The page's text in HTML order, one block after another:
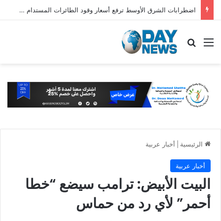
اضطرابات الشرق الأوسط ترفع أسعار وقود الطائرات المستدام عالميًا
القائمة بحث عن
الرئيسية أخبار عربية
أخبار عربية
البيت الأبيض: ترامب سيضع “خطا
أحمر” لأي رد من حماس